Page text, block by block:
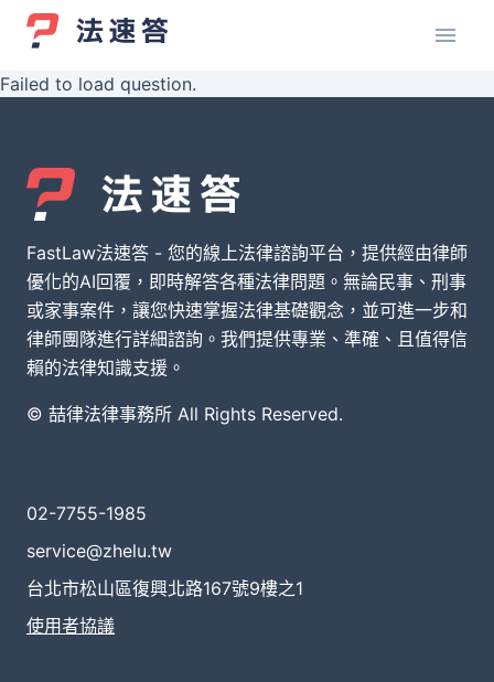
Failed to load question.
FastLaw法速答 - 您的線上法律諮詢平台，提供經由律師
優化的AI回覆，即時解答各種法律問題。無論民事、刑事
或家事案件，讓您快速掌握法律基礎觀念，並可進一步和
律師團隊進行詳細諮詢。我們提供專業、準確、且值得信
賴的法律知識支援。
© 喆律法律事務所 All Rights Reserved.
02-7755-1985
service@zhelu.tw
台北市松山區復興北路167號9樓之1
使用者協議